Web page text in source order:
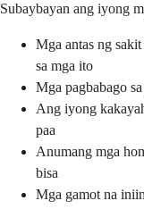
Subaybayan ang iyong
Mga antas ng
sa mga ito
Mga pagbabago
Ang iyong
paa
Anumang mga
bisa
Mga gamot na